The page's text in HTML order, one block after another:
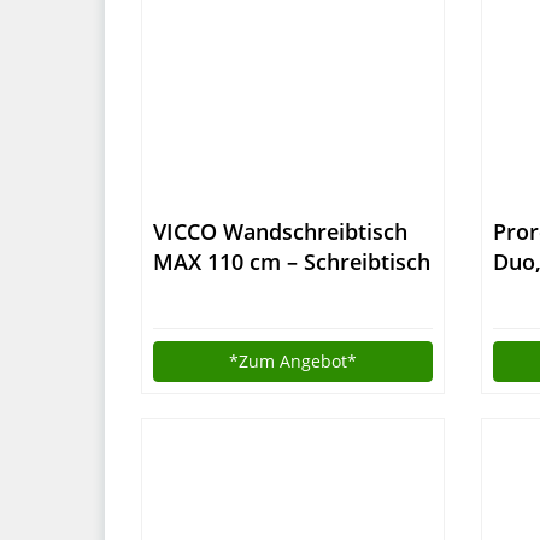
VICCO Wandschreibtisch
MAX 110 cm – Schreibtisch
PC Computer – 3 Dekore
(Weiß)
*ZumAngebot*